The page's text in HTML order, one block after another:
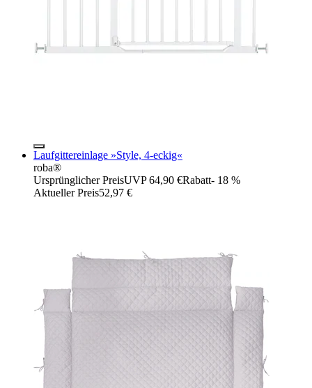
Laufgittereinlage »Style, 4-eckig«
roba®
Ursprünglicher PreisUVP 64,90 €Rabatt- 18 %
Aktueller Preis52,97 €